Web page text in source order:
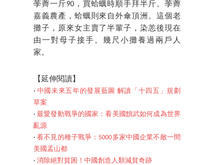
荸薺一斤90，買蛤蠣時順手拜半斤。荸薺
嘉義農產，蛤蠣則來自外傘頂洲。這個老
攤子，原來女主賣了半輩子，染恙後現在
由一對母子接手。幾尺小攤養過兩戶人
家。
【延伸閱讀】
‧ 中國未來五年的發展藍圖 解讀「十四五」規劃
草案
‧最愛發動戰爭的國家：看美國黷武如何成為世界
亂源
‧看不見的種子戰爭：5000多家中國企業不敵一間
美國孟山都
‧ 消除絕對貧困！中國創造人類減貧奇跡